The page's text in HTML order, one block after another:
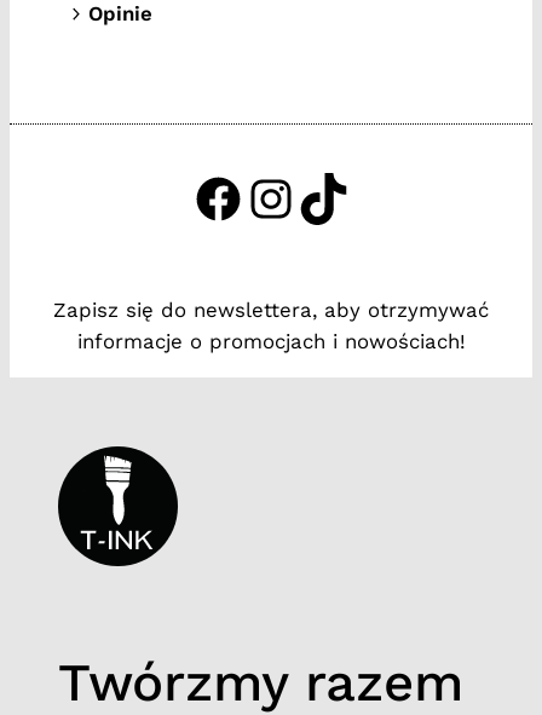
ć
f
y
#
Opinie
https://http://instagram.com
http://tiktok.tak
Zapisz się do newslettera, aby otrzymywać
informacje o promocjach i nowościach!
Twórzmy razem